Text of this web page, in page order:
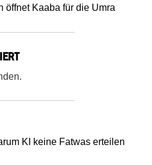
öffnet Kaaba für die Umra
KI keine Fatwas erteilen